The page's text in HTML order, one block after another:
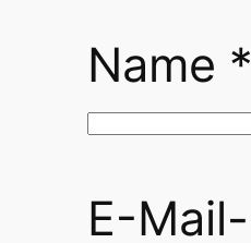
Name *
E-Mail-